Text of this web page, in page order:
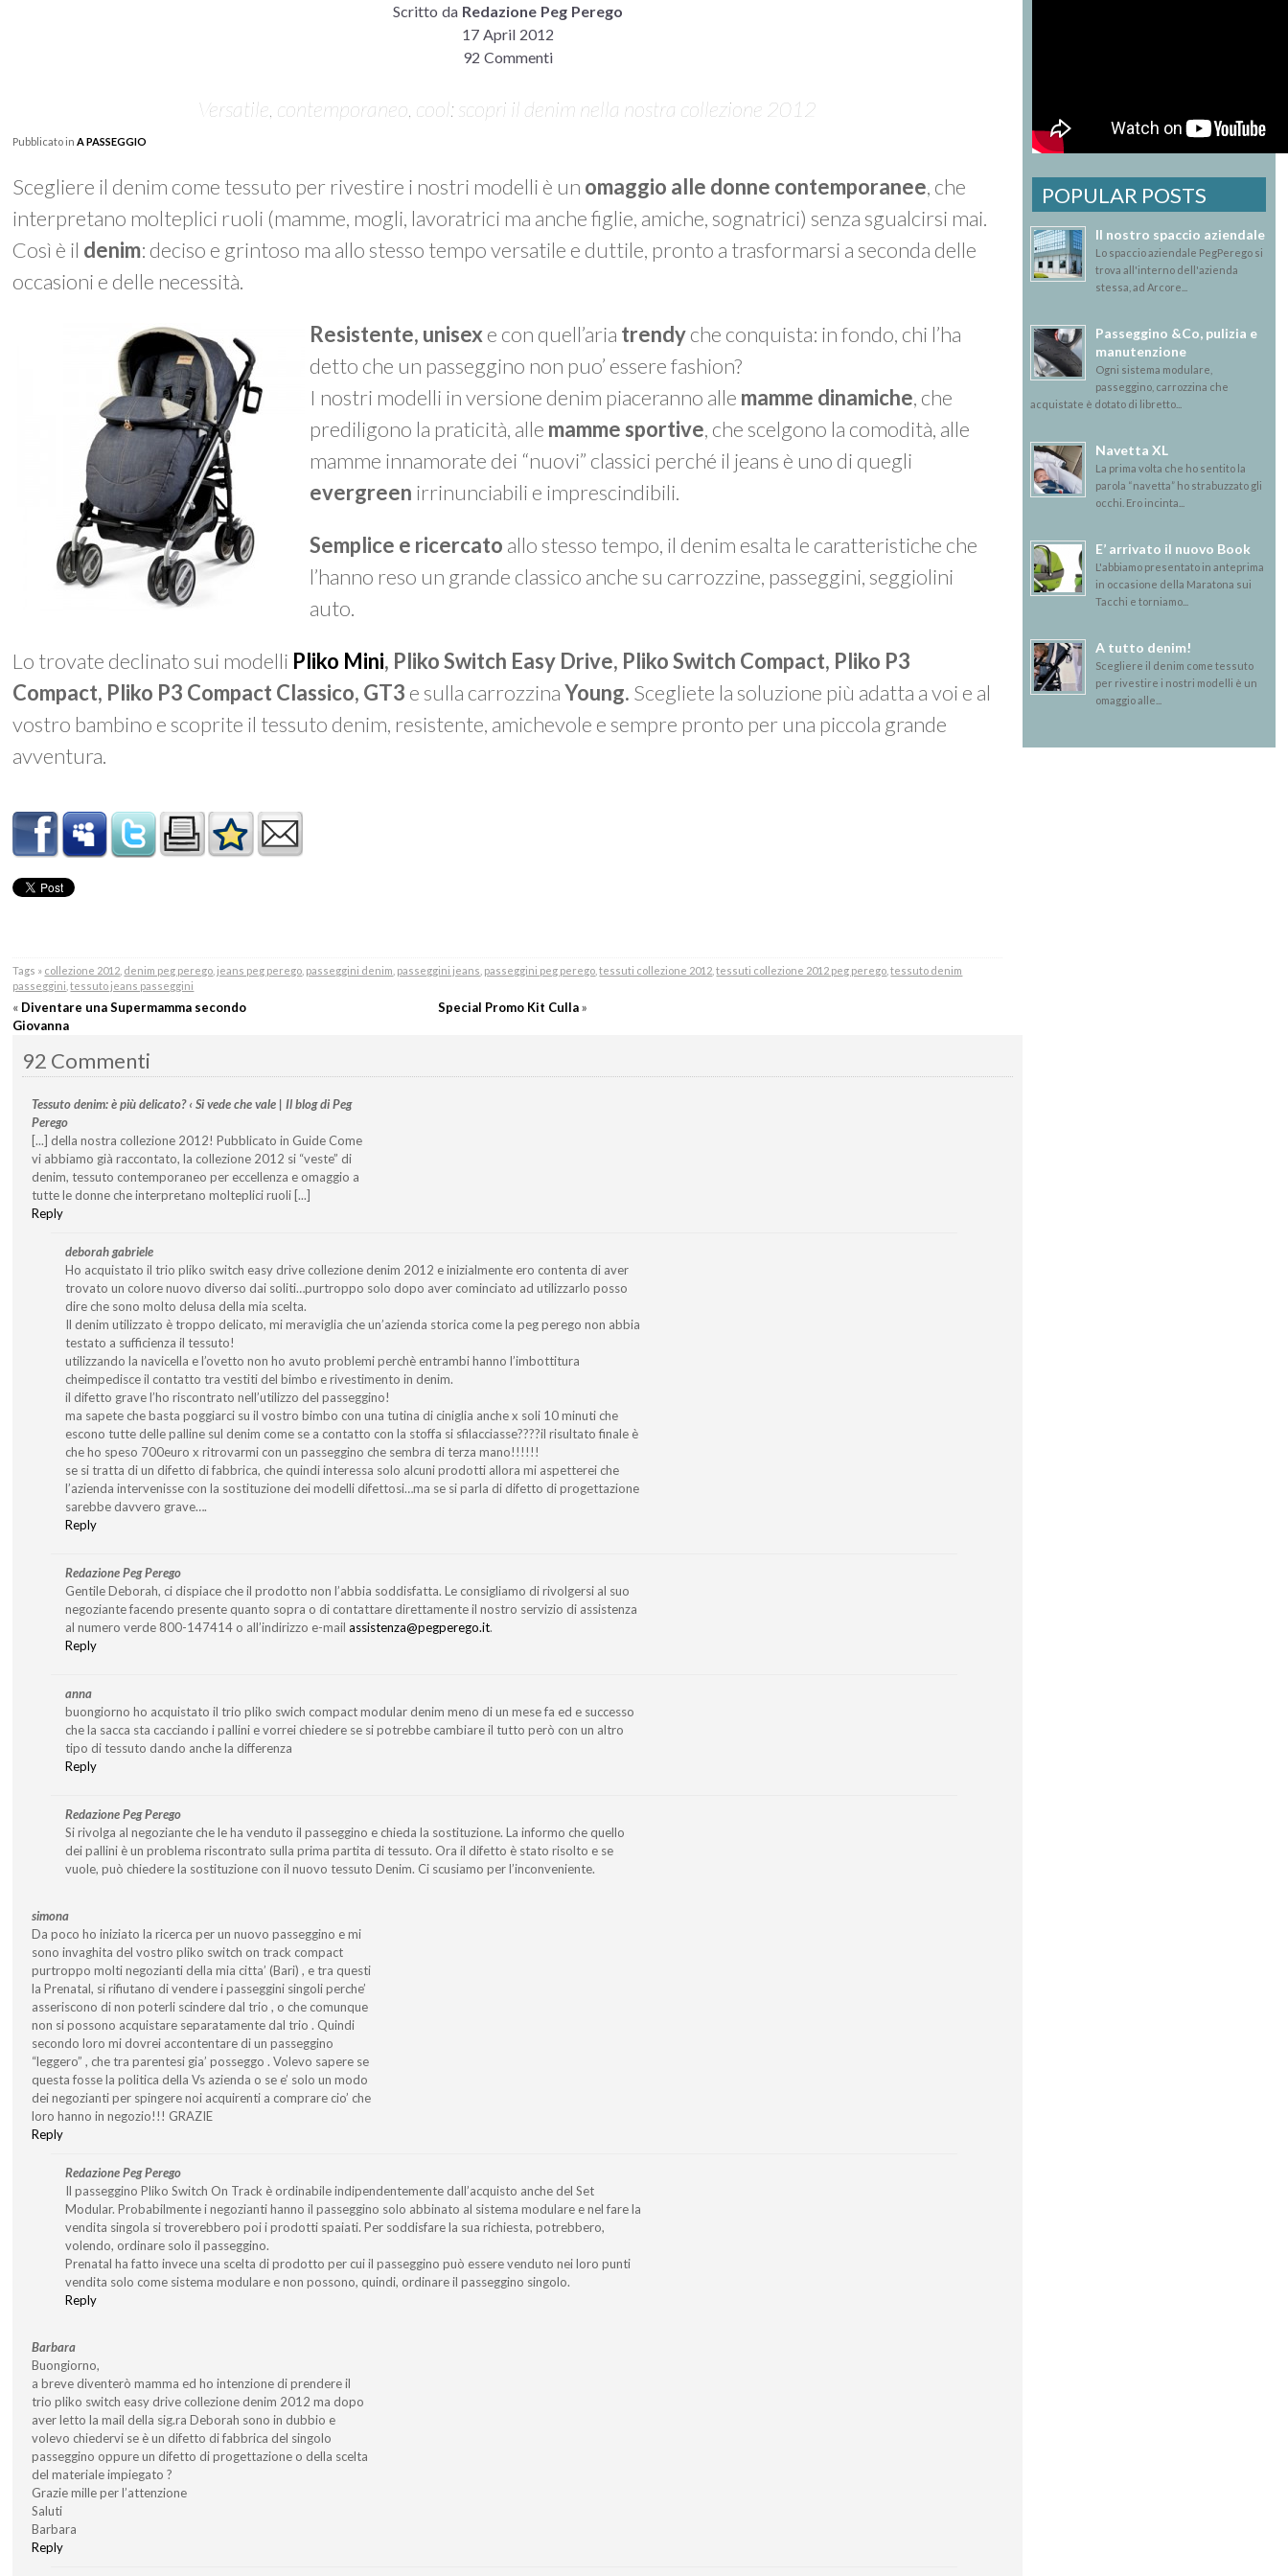
Scritto da Redazione Peg Perego
17 April 2012
92 Commenti
Versatile, contemporaneo, cool: scopri il denim nella nostra collezione 2012
Pubblicato inA PASSEGGIO
Scegliere il denim come tessuto per rivestire i nostri modelli è un omaggio alle donne contemporanee, che
interpretano molteplici ruoli (mamme, mogli, lavoratrici ma anche figlie, amiche, sognatrici) senza sgualcirsi mai.
Così è il denim: deciso e grintoso ma allo stesso tempo versatile e duttile, pronto a trasformarsi a seconda delle
occasioni e delle necessità.
Resistente, unisexe con quell’aria trendyche conquista: in fondo, chi l’ha
detto che un passeggino non puo’ essere fashion?
I nostri modelli in versione denim piaceranno alle mamme dinamiche, che
prediligono la praticità, alle mamme sportive, che scelgono la comodità, alle
mamme innamorate dei “nuovi” classici perché il jeans è uno di quegli
evergreen irrinunciabili e imprescindibili.
Semplice e ricercato allo stesso tempo, il denim esalta le caratteristiche che
l’hanno reso un grande classico anche su carrozzine, passeggini, seggiolini
auto.
Lo trovate declinato sui modelli Pliko Mini, Pliko Switch Easy Drive, Pliko Switch Compact, Pliko P3
Compact, Pliko P3 Compact Classico, GT3 e sulla carrozzinaYoung. Scegliete la soluzione più adatta a voi e al
vostro bambino e scoprite il tessuto denim, resistente, amichevole e sempre pronto per una piccola grande
avventura.
Tags » collezione 2012 denim peg perego jeans peg perego passeggini denim passeggini jeans passeggini peg perego ,tessuti collezione 2012 ,tessuti collezione 2012 peg perego ,tessuto denim
passeggini ,tessuto jeans passeggini
« Diventare una Supermamma secondo
Giovanna
Special Promo Kit Culla»
92 Commenti
Tessuto denim: è più delicato? ‹ Si vede che vale | Il blog di Peg
Perego
[...] della nostra collezione 2012! Pubblicato in Guide Come
vi abbiamo già raccontato, la collezione 2012 si “veste” di
denim, tessuto contemporaneo per eccellenza e omaggio a
tutte le donne che interpretano molteplici ruoli [...]
Reply
deborah gabriele
Ho acquistato il trio pliko switch easy drive collezione denim 2012 e inizialmente ero contenta di aver
trovato un colore nuovo diverso dai soliti…purtroppo solo dopo aver cominciato ad utilizzarlo posso
dire che sono molto delusa della mia scelta.
Il denim utilizzato è troppo delicato, mi meraviglia che un’azienda storica come la peg perego non abbia
testato a sufficienza il tessuto!
utilizzando la navicella e l’ovetto non ho avuto problemi perchè entrambi hanno l’imbottitura
cheimpedisce il contatto tra vestiti del bimbo e rivestimento in denim.
il difetto grave l’ho riscontrato nell’utilizzo del passeggino!
ma sapete che basta poggiarci su il vostro bimbo con una tutina di ciniglia anche x soli 10 minuti che
escono tutte delle palline sul denim come se a contatto con la stoffa si sfilacciasse????il risultato finale è
che ho speso 700euro x ritrovarmi con un passeggino che sembra di terza mano!!!!!!
se si tratta di un difetto di fabbrica, che quindi interessa solo alcuni prodotti allora mi aspetterei che
l’azienda intervenisse con la sostituzione dei modelli difettosi…ma se si parla di difetto di progettazione
sarebbe davvero grave….
Reply
Redazione Peg Perego
Gentile Deborah, ci dispiace che il prodotto non l’abbia soddisfatta. Le consigliamo di rivolgersi al suo
negoziante facendo presente quanto sopra o di contattare direttamente il nostro servizio di assistenza
al numero verde 800-147414 o all’indirizzo e-mailassistenza@pegperego.it.
Reply
anna
buongiorno ho acquistato il trio pliko swich compact modular denim meno di un mese fa ed e successo
che la sacca sta cacciando i pallini e vorrei chiedere se si potrebbe cambiare il tutto però con un altro
tipo di tessuto dando anche la differenza
Reply
Redazione Peg Perego
Si rivolga al negoziante che le ha venduto il passeggino e chieda la sostituzione. La informo che quello
dei pallini è un problema riscontrato sulla prima partita di tessuto. Ora il difetto è stato risolto e se
vuole, può chiedere la sostituzione con il nuovo tessuto Denim. Ci scusiamo per l’inconveniente.
simona
Da poco ho iniziato la ricerca per un nuovo passeggino e mi
sono invaghita del vostro pliko switch on track compact
purtroppo molti negozianti della mia citta’ (Bari) , e tra questi
la Prenatal, si rifiutano di vendere i passeggini singoli perche’
asseriscono di non poterli scindere dal trio , o che comunque
non si possono acquistare separatamente dal trio . Quindi
secondo loro mi dovrei accontentare di un passeggino
“leggero” , che tra parentesi gia’ posseggo . Volevo sapere se
questa fosse la politica della Vs azienda o se e’ solo un modo
dei negozianti per spingere noi acquirenti a comprare cio’ che
loro hanno in negozio!!! GRAZIE
Reply
Redazione Peg Perego
Il passeggino Pliko Switch On Track è ordinabile indipendentemente dall’acquisto anche del Set
Modular. Probabilmente i negozianti hanno il passeggino solo abbinato al sistema modulare e nel fare la
vendita singola si troverebbero poi i prodotti spaiati. Per soddisfare la sua richiesta, potrebbero,
volendo, ordinare solo il passeggino.
Prenatal ha fatto invece una scelta di prodotto per cui il passeggino può essere venduto nei loro punti
vendita solo come sistema modulare e non possono, quindi, ordinare il passeggino singolo.
Reply
Barbara
Buongiorno,
a breve diventerò mamma ed ho intenzione di prendere il
trio pliko switch easy drive collezione denim 2012 ma dopo
aver letto la mail della sig.ra Deborah sono in dubbio e
volevo chiedervi se è un difetto di fabbrica del singolo
passeggino oppure un difetto di progettazione o della scelta
del materiale impiegato ?
Grazie mille per l’attenzione
Saluti
Barbara
Reply
POPULAR POSTS
Il nostro spaccio aziendale
Lo spaccio aziendale PegPerego si
trova all'interno dell'azienda
stessa, ad Arcore...
Passeggino &Co, pulizia e
manutenzione
Ogni sistema modulare,
passeggino, carrozzina che
acquistate è dotato di libretto...
Navetta XL
La prima volta che ho sentito la
parola “navetta” ho strabuzzato gli
occhi. Ero incinta...
E’ arrivato il nuovo Book
L'abbiamo presentato in anteprima
in occasione della Maratona sui
Tacchi e torniamo...
A tutto denim!
Scegliere il denim come tessuto
per rivestire i nostri modelli è un
omaggio alle...